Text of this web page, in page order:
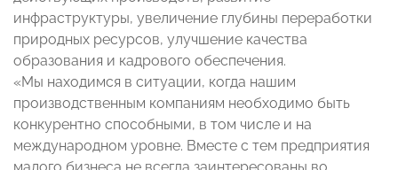
инфраструктуры, увеличение глубины переработки
природных ресурсов, улучшение качества
образования и кадрового обеспечения.
«Мы находимся в ситуации, когда нашим
производственным компаниям необходимо быть
конкурентно способными, в том числе и на
международном уровне. Вместе с тем предприятия